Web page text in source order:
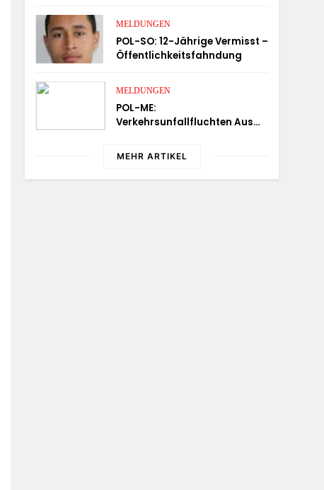
MELDUNGEN
POL-SO: 12-Jährige Vermisst –
Öffentlichkeitsfahndung
MELDUNGEN
POL-ME:
Verkehrsunfallfluchten Aus
MEHR ARTIKEL